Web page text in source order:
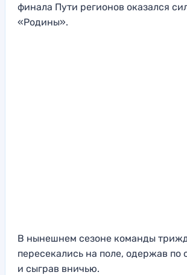
финала Пути регионов оказался
«Родины».
В нынешнем сезоне команды
пересекались на поле, одержав по
и сыграв вничью.